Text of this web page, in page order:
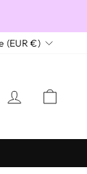
(EUR €)
SE